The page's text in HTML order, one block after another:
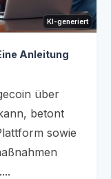
KI-generiert
Anleitung
über
betont
sowie